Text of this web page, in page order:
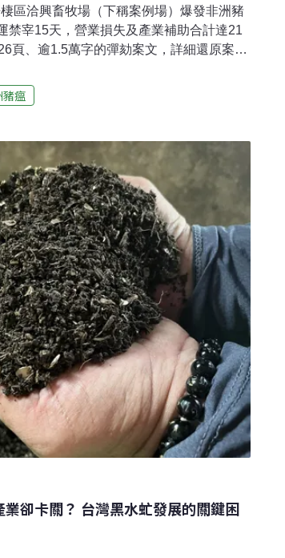
區洽興畜牧場（下稱案例場）爆發非洲豬
禁宰15天，營業損失及產業補助合計達21
頁、逾1.5萬字的彈劾案文，詳細還原案情
儒良、動保處組長周百俊共四人，因未
因循敷衍、未核實疫調資訊、違反中央
理。
豬瘟
卻卡關？ 台灣黑水虻發展的關鍵困